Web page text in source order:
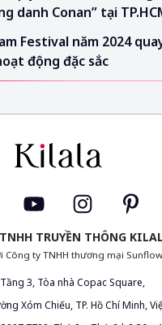
danh Conan” tại
Festival năm 2024
động đặc sắc
TRUYỀN THÔNG
Công ty TNHH thương mại
Tầng 3, Tòa nhà Copac Square,
Xóm Chiếu, TP. Hồ Chí Minh,